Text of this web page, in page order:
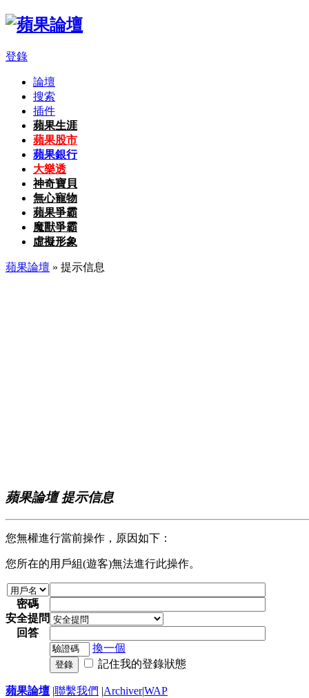
登錄
論壇
搜索
插件
蘋果生涯
蘋果股市
蘋果銀行
大樂透
神奇寶貝
無心寵物
蘋果爭霸
魔獸爭霸
虛擬形象
蘋果論壇 » 提示信息
蘋果論壇 提示信息
您無權進行當前操作，原因如下：
您所在的用戶組(遊客)無法進行此操作。
密碼
安全提問
回答
換一個
登錄 記住我的登錄狀態
蘋果論壇 |聯繫我們 |Archiver|WAP